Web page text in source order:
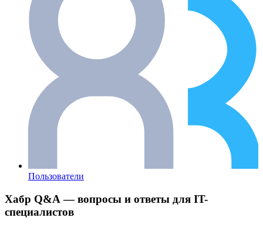
Пользователи
Хабр Q&A — вопросы и ответы для IT-
специалистов